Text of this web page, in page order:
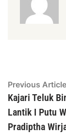
Navigasi
pos
Previous Article
Kajari Teluk
Lantik I Putu
Pradiptha